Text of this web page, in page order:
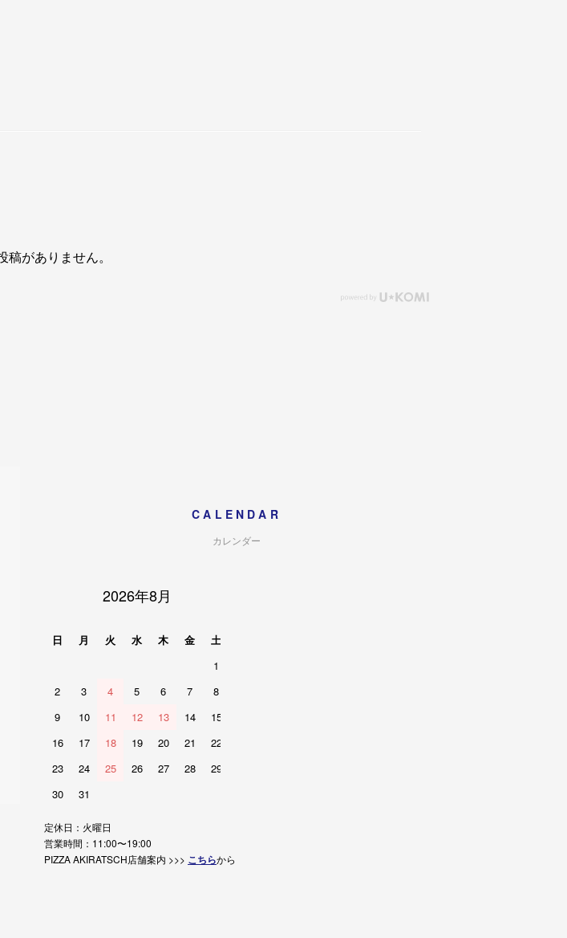
稿がありません。
CALENDAR
カレンダー
2026年8月
日 月 火 水 木 金
土
1
2
3 4 5 6 7
8
9
10 11 12 13 14
15
16
17 18 19 20 21
22
23
24 25 26 27 28
29
30
31
定休日：火曜日
営業時間：11:00〜19:00
PIZZA AKIRATSCH店舗案内 >>> こちらから